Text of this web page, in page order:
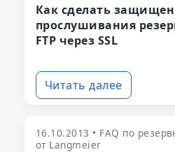
Как сделать
прослушивания
FTP через SSL
Читать далее
16.10.2013 • FAQ по
от Langmeier